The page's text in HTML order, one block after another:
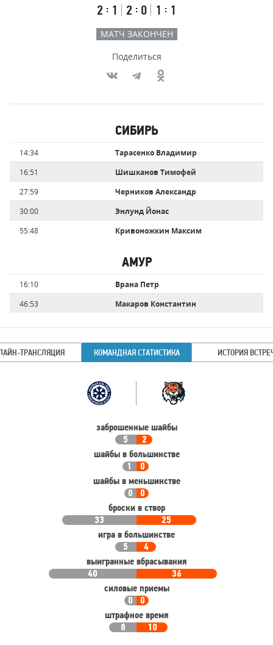
Первый
тайм
2 : 1
Второй
тайм
2 : 0
Третий
тайм
1 : 1
МАТЧ ЗАКОНЧЕН
Поделиться
забившие
голы
СИБИРЬ
Время Имя
игрока
14:34
Тарасенко Владимир
16:51
Шишканов Тимофей
27:59
Черников Александр
30:00
Энлунд Йонас
55:48
Кривоножкин Максим
АМУР
Время Имя
игрока
16:10
Врана Петр
46:53
Макаров Константин
ТРАНСЛЯЦИЯ КОМАНДНАЯ СТАТИСТИКА ИСТОРИЯ
Команда
заброшенные шайбы
5
2
шайбы в большинстве
1
0
шайбы в меньшинстве
0
0
броски в створ
33
25
игра в большинстве
5
4
выигранные вбрасывания
40
36
силовые приемы
0
0
штрафное время
8
10